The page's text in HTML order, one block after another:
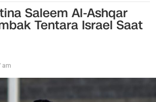
Saleem Al-Ashqar
Tentara Israel Saat
am